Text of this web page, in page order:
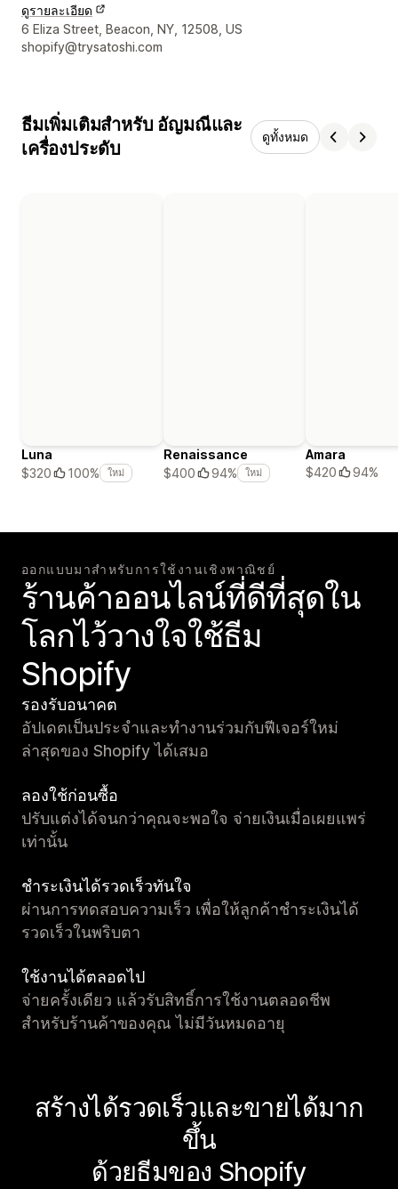
ดูรายละเอียด
รายละเอียดการติดต่อผู้ออกแบบ
6 Eliza Street, Beacon, NY, 12508, US
shopify@trysatoshi.com
ธีมเพิ่มเติมสำหรับ อัญมณีและ
เครื่องประดับ
ดูทั้งหมด
Luna
$320
100% ใหม่
Renaissance
$400
94% ใหม่
Amara
$420
94%
ออกแบบมาสำหรับการใช้งานเชิงพาณิชย์
ร้านค้าออนไลน์ที่ดีที่สุดใน
โลกไว้วางใจใช้ธีม
Shopify
รองรับอนาคต
อัปเดตเป็นประจำและทำงานร่วมกับฟีเจอร์ใหม่
ล่าสุดของ Shopify ได้เสมอ
ลองใช้ก่อนซื้อ
ปรับแต่งได้จนกว่าคุณจะพอใจ จ่ายเงินเมื่อเผยแพร่
เท่านั้น
ชำระเงินได้รวดเร็วทันใจ
ผ่านการทดสอบความเร็ว เพื่อให้ลูกค้าชำระเงินได้
รวดเร็วในพริบตา
ใช้งานได้ตลอดไป
จ่ายครั้งเดียว แล้วรับสิทธิ์การใช้งานตลอดชีพ
สำหรับร้านค้าของคุณ ไม่มีวันหมดอายุ
สร้างได้รวดเร็วและขายได้มาก
ขึ้น
ด้วยธีมของ Shopify